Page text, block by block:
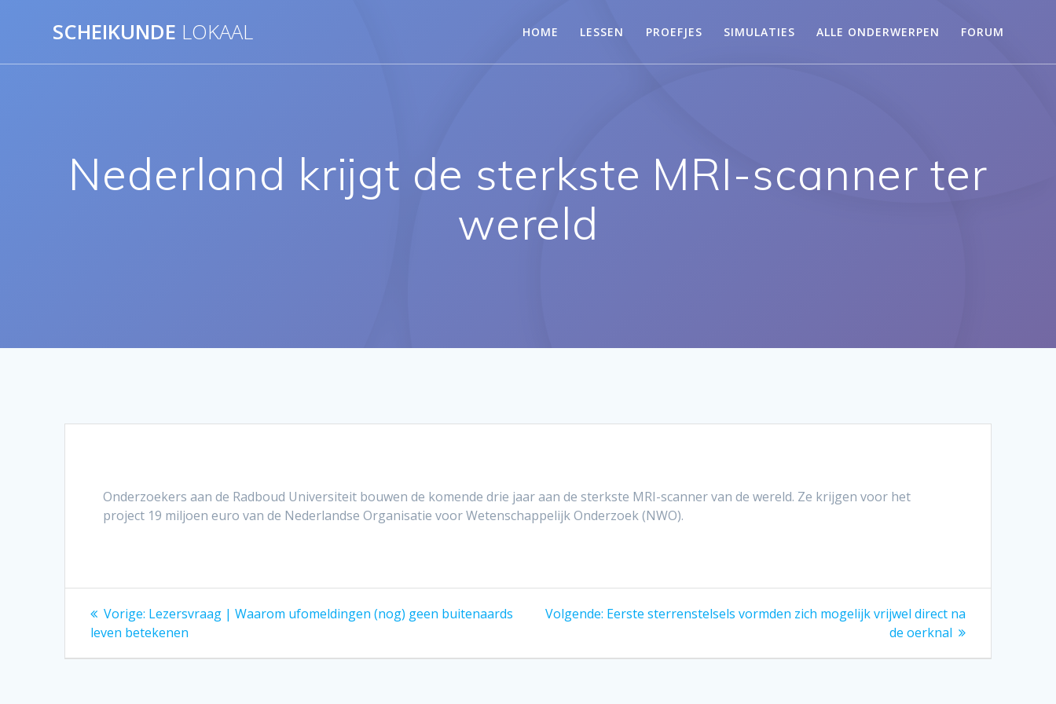
inhoud
SCHEIKUNDE LOKAAL HOME LESSEN PROEFJES SIMULATIES ALLE ONDERWERPEN FORUM
Nederland krijgt de sterkste MRI-scanner ter
wereld
Onderzoekers aan de Radboud Universiteit bouwen de komende drie jaar aan de sterkste MRI-scanner van de wereld. Ze krijgen voor het
project 19 miljoen euro van de Nederlandse Organisatie voor Wetenschappelijk Onderzoek (NWO).
Bericht
navigatie
Vorige: Vorig
bericht:
Lezersvraag | Waarom ufomeldingen (nog) geen buitenaards
leven betekenen
Volgende: Volgend
Eerste sterrenstelsels vormden zich mogelijk vrijwel direct na
de oerknal